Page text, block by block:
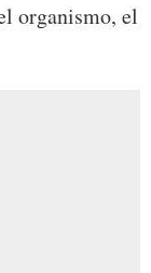
organismo, el